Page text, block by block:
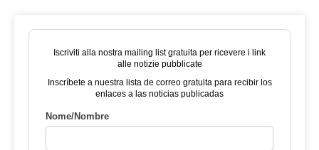
Iscriviti alla nostra mailing list gratuita per ricevere i link
alle notizie pubblicate
Inscríbete a nuestra lista de correo gratuita para recibir los
enlaces a las noticias publicadas
Nome/Nombre